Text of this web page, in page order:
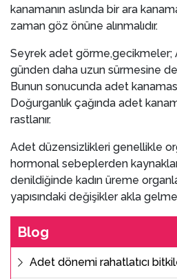
kanamanın aslında bir ara
zaman göz önüne alınmalıdır.
Seyrek adet görme,gecikmeler;
günden daha uzun sürmesine de
Bunun sonucunda adet
Doğurganlık çağında adet
rastlanır.
Adet düzensizlikleri genellikle
hormonal sebeplerden
denildiğinde kadın üreme
yapısındaki değişikler akla
Blog
Adet dönemi rahatlatıcı